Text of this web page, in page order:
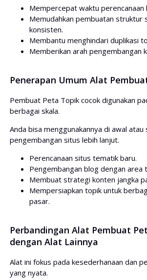
Mempercepat waktu perencanaan
Memudahkan pembuatan struktur
konsisten.
Membantu menghindari duplikasi
Memberikan arah pengembangan
Penerapan Umum Alat
Pembuat Peta Topik cocok digunakan
berbagai skala.
Anda bisa menggunakannya di awal atau
pengembangan situs lebih lanjut.
Perencanaan situs tematik baru.
Pengembangan blog dengan area
Membuat strategi konten jangka
Mempersiapkan topik untuk
pasar.
Perbandingan Alat Pembuat
dengan Alat Lainnya
Alat ini fokus pada kesederhanaan dan
yang nyata.